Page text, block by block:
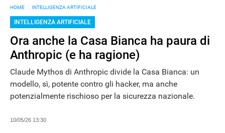
HOME INTELLIGENZA ARTIFICIALE
INTELLIGENZA ARTIFICIALE
Ora anche la Casa Bianca ha paura di
Anthropic (e ha ragione)
Claude Mythos di Anthropic divide la Casa Bianca: un
modello, sì, potente contro gli hacker, ma anche
potenzialmente rischioso per la sicurezza nazionale.
10/05/26 13:30